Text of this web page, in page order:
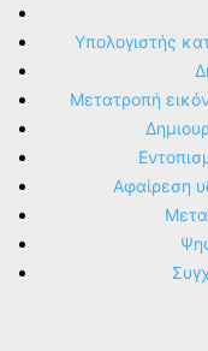
Υπολογιστής
Μετατροπή
Αφαίρεση